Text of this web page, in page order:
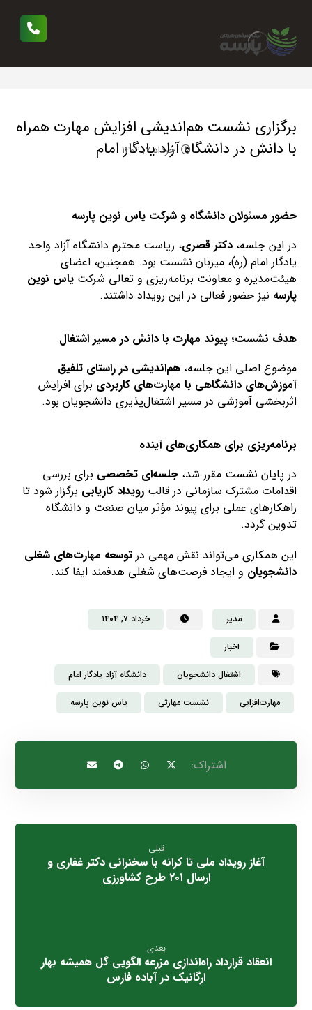
برگزاری نشست هم‌اندیشی افزایش مهارت همراه
با دانش در دانشگاه آزاد یادگار امام
خرداد ۷, ۱۴۰۴
حضور مسئولان دانشگاه و شرکت یاس نوین پارسه
در این جلسه،دکتر قصری، ریاست محترم دانشگاه آزاد واحد
یادگار امام (ره)، میزبان نشست بود. همچنین، اعضای
هیئت‌مدیره و معاونت برنامه‌ریزی و تعالی شرکتیاس نوین
پارسه نیز حضور فعالی در این رویداد داشتند.
هدف نشست؛ پیوند مهارت با دانش در مسیر اشتغال
موضوع اصلی این جلسه،هم‌اندیشی در راستای تلفیق
آموزش‌های دانشگاهی با مهارت‌های کاربردی برای افزایش
اثربخشی آموزشی در مسیر اشتغال‌پذیری دانشجویان بود.
برنامه‌ریزی برای همکاری‌های آینده
در پایان نشست مقرر شد،جلسه‌ای تخصصی برای بررسی
اقدامات مشترک سازمانی در قالبرویداد کاریابی برگزار شود تا
راهکارهای عملی برای پیوند مؤثر میان صنعت و دانشگاه
تدوین گردد.
این همکاری می‌تواند نقش مهمی درتوسعه مهارت‌های شغلی
دانشجویان و ایجاد فرصت‌های شغلی هدفمند ایفا کند.
مدیر خرداد ۷, ۱۴۰۴
اخبار
اشتغال دانشجویان دانشگاه آزاد یادگار امام
مهارت‌افزایی نشست مهارتی یاس نوین پارسه
قبلی
آغاز رویداد ملی تا کرانه با سخنرانی دکتر غفاری و
ارسال ۲۰۱ طرح کشاورزی
بعدی
انعقاد قرارداد راه‌اندازی مزرعه الگویی گل همیشه بهار
ارگانیک در آباده فارس